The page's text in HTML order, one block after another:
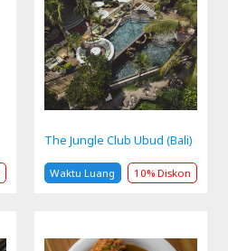
The Jungle Club Ubud (Bali)
Waktu Luang 10% Diskon